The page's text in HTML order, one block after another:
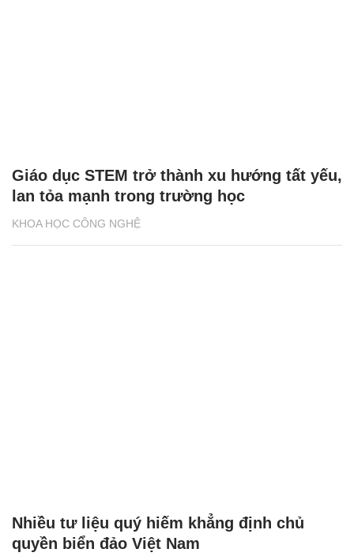
KHOA HỌC CÔNG NGHỆ
Giáo dục STEM trở thành xu hướng tất yếu,
lan tỏa mạnh trong trường học
Nhiều tư liệu quý hiếm khẳng định chủ
quyền biển đảo Việt Nam